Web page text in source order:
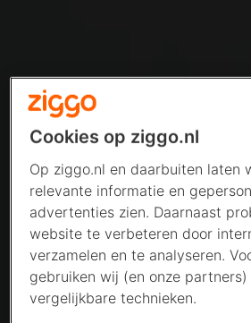
Cookies op ziggo.nl
Op ziggo.nl en daarbuiten laten
relevante informatie en
advertenties zien. Daarnaast
website te verbeteren door
verzamelen en te analyseren.
gebruiken wij (en onze partners)
vergelijkbare technieken.